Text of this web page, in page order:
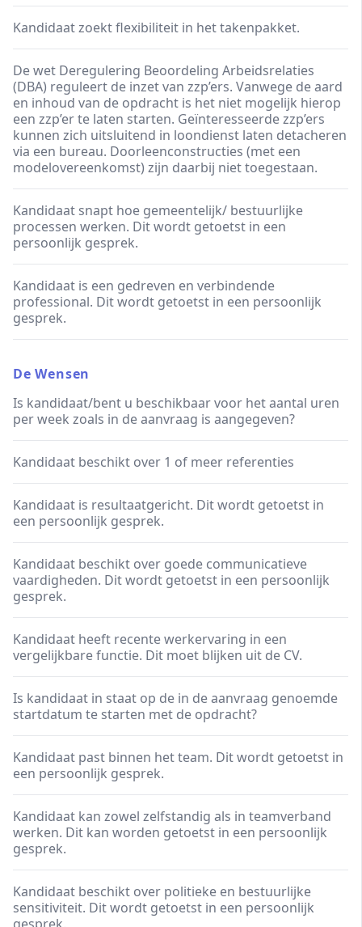
Kandidaat zoekt flexibiliteit in het takenpakket.
De wet Deregulering Beoordeling Arbeidsrelaties
(DBA) reguleert de inzet van zzp’ers. Vanwege de aard
en inhoud van de opdracht is het niet mogelijk hierop
een zzp’er te laten starten. Geïnteresseerde zzp’ers
kunnen zich uitsluitend in loondienst laten detacheren
via een bureau. Doorleenconstructies (met een
modelovereenkomst) zijn daarbij niet toegestaan.
Kandidaat snapt hoe gemeentelijk/ bestuurlijke
processen werken. Dit wordt getoetst in een
persoonlijk gesprek.
Kandidaat is een gedreven en verbindende
professional. Dit wordt getoetst in een persoonlijk
gesprek.
De Wensen
Is kandidaat/bent u beschikbaar voor het aantal uren
per week zoals in de aanvraag is aangegeven?
Kandidaat beschikt over 1 of meer referenties
Kandidaat is resultaatgericht. Dit wordt getoetst in
een persoonlijk gesprek.
Kandidaat beschikt over goede communicatieve
vaardigheden. Dit wordt getoetst in een persoonlijk
gesprek.
Kandidaat heeft recente werkervaring in een
vergelijkbare functie. Dit moet blijken uit de CV.
Is kandidaat in staat op de in de aanvraag genoemde
startdatum te starten met de opdracht?
Kandidaat past binnen het team. Dit wordt getoetst in
een persoonlijk gesprek.
Kandidaat kan zowel zelfstandig als in teamverband
werken. Dit kan worden getoetst in een persoonlijk
gesprek.
Kandidaat beschikt over politieke en bestuurlijke
sensitiviteit. Dit wordt getoetst in een persoonlijk